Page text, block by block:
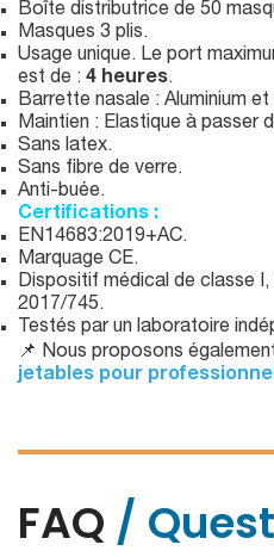
Boîte distributrice de 50
Masques 3 plis.
Usage unique. Le port
est de : 4 heures.
Barrette nasale : Aluminium
Maintien : Elastique à passer
Sans latex.
Sans fibre de verre.
Anti-buée.
Certifications :
EN14683:2019+AC.
Marquage CE.
Dispositif médical de classe I,
2017/745.
Testés par un laboratoire
📌 Nous proposons
jetables pour
FAQ /